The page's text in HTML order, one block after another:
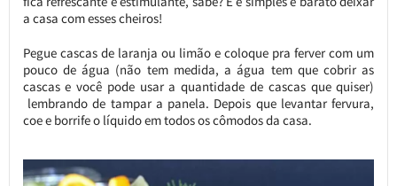
a casa com esses cheiros!
Pegue cascas de laranja ou limão e coloque pra ferver com um
pouco de água (não tem medida, a água tem que cobrir as
cascas e você pode usar a quantidade de cascas que quiser)
lembrando de tampar a panela. Depois que levantar fervura,
coe e borrife o líquido em todos os cômodos da casa.